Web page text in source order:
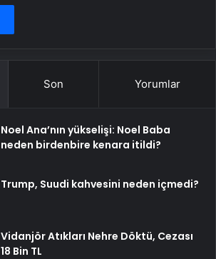
Son Yorumlar
Noel Ana’nın yükselişi: Noel Baba
neden birdenbire kenara itildi?
Trump, Suudi kahvesini neden içmedi?
Vidanjör Atıkları Nehre Döktü, Cezası
18 Bin TL